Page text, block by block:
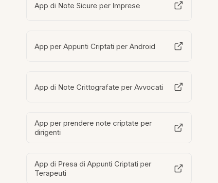
App di Note Sicure per Imprese
App per Appunti Criptati per Android
App di Note Crittografate per Avvocati
App per prendere note criptate per
dirigenti
App di Presa di Appunti Criptati per
Terapeuti